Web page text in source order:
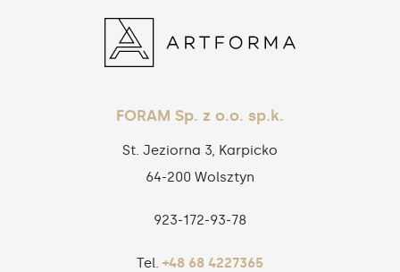
FORAM Sp. z o.o. sp.k.
St. Jeziorna 3, Karpicko
64-200 Wolsztyn
923‑172‑93‑78
Tel. +48 68 4227365